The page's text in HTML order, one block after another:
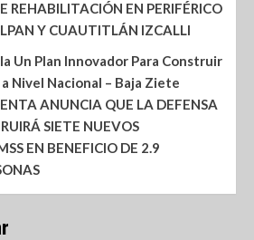
REHABILITACIÓN EN PERIFÉRICO
Y CUAUTITLÁN IZCALLI
Un Plan Innovador Para Construir
Nivel Nacional – Baja Ziete
ANUNCIA QUE LA DEFENSA
SIETE NUEVOS
EN BENEFICIO DE 2.9